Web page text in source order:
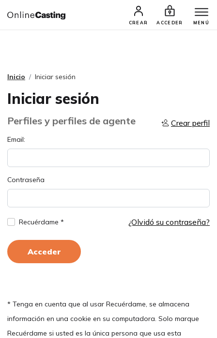
CREAR ACCEDER MENÚ
CASTINGS Y AUDICIONES TALENTOS
Inicio Iniciar sesión
Iniciar sesión
Perfiles y perfiles de agente Crear perfil
Email:
Contraseña
Recuérdame * ¿Olvidó su contraseña?
Acceder
* Tenga en cuenta que al usar Recuérdame, se almacena
información en una cookie en su computadora. Solo marque
Recuérdame si usted es la única persona que usa esta